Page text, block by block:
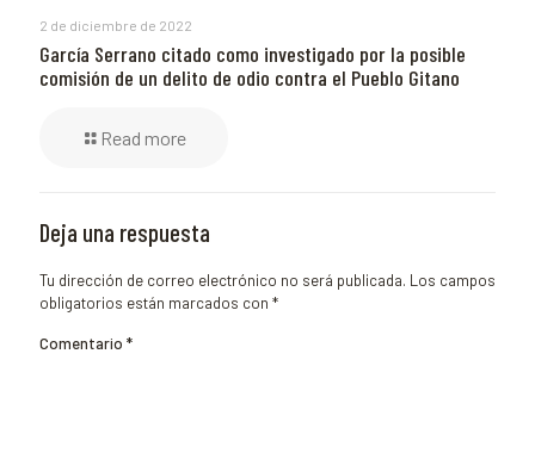
2 de diciembre de 2022
García Serrano citado como investigado por la posible
comisión de un delito de odio contra el Pueblo Gitano
Read more
Deja una respuesta
Tu dirección de correo electrónico no será publicada. Los campos
obligatorios están marcados con *
Comentario *